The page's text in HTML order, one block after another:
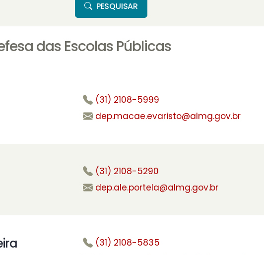
PESQUISAR
das Escolas Públicas
(31) 2108-5999
dep.macae.evaristo@almg.gov.br
(31) 2108-5290
dep.ale.portela@almg.gov.br
(31) 2108-5835